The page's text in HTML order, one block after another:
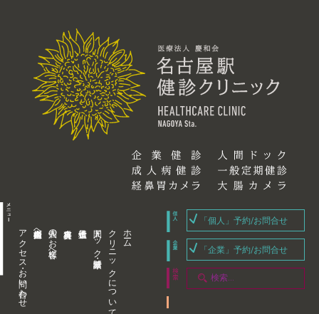
アクセス・お問い合わせ 企業内担当者様へ 個人のお客様へ 人間ドック・健康診断 クリニックについて ホーム
「個人」予約/お問合せ
「企業」予約/お問合せ